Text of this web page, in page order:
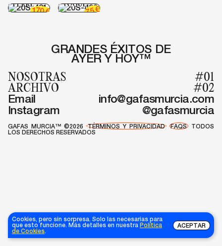
Cookies, pero sin sorpresa. Solo las necesarias para
que esto funcione. Más detalles en nuestra
Política
de Cookies
ACEPTAR
FERRE
170€
VOGUE
75€
GRANDES ÉXITOS DE
AYER Y HOY™
NOSOTRAS
#01
ARCHIVO
#02
Email
info@gafasmurcia.com
Instagram
@gafasmurcia
GAFAS MURCIA™ ©2026 TÉRMINOS Y PRIVACIDAD FAQS TODOS
LOS DERECHOS RESERVADOS